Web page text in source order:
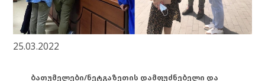
25.03.2022
ბათუმელები/ნეტგაზეთის დამფუძნებელი და